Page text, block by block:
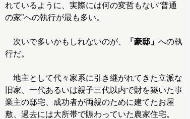
れているように、実際には何の変哲もない“普通
の家”への執行が最も多い。
次いで多いかもしれないのが、 「豪邸」 への執
行だ。
地主として代々家系に引き継がれてきた立派な
旧家、一代あるいは親子三代以内で財を築いた事
業主の邸宅、成功者が両親のために建てたお屋
敷、過去には大所帯で賑わっていた農家住宅。